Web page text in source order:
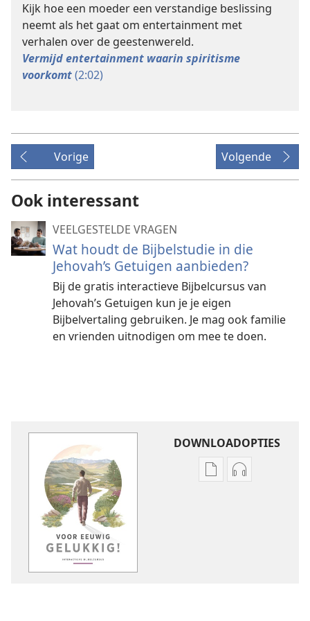
Kijk hoe een moeder een verstandige beslissing
neemt als het gaat om entertainment met
verhalen over de geestenwereld.
Vermijd entertainment waarin spiritisme
voorkomt(2:02)
Vorige Volgende
Ook interessant
VEELGESTELDE VRAGEN
Wat houdt de Bijbelstudie in die
Jehovah’s Getuigen aanbieden?
Bij de gratis interactieve Bijbelcursus van
Jehovah’s Getuigen kun je je eigen
Bijbelvertaling gebruiken. Je mag ook familie
en vrienden uitnodigen om mee te doen.
DOWNLOADOPTIES
Downloadopties